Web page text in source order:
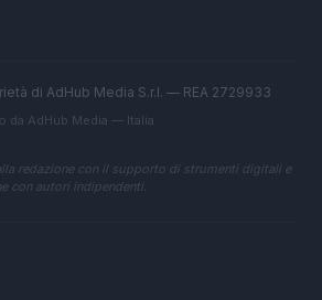
di AdHub Media S.r.l. — REA 2729933
da AdHub Media — Italia
redazione con il supporto di strumenti digitali e
con autori indipendenti.